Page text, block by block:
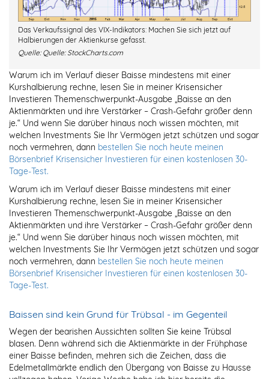
Das Verkaufssignal des VIX-Indikators: Machen Sie sich jetzt auf
Halbierungen der Aktienkurse gefasst.
Quelle: Quelle: StockCharts.com
Warum ich im Verlauf dieser Baisse mindestens mit einer
Kurshalbierung rechne, lesen Sie in meiner Krisensicher
Investieren Themenschwerpunkt-Ausgabe „Baisse an den
Aktienmärkten und ihre Verstärker – Crash-Gefahr größer denn
je.“ Und wenn Sie darüber hinaus noch wissen möchten, mit
welchen Investments Sie Ihr Vermögen jetzt schützen und sogar
noch vermehren, dann bestellen Sie noch heute meinen
Börsenbrief Krisensicher Investieren für einen kostenlosen 30-
Tage-Test.
Warum ich im Verlauf dieser Baisse mindestens mit einer
Kurshalbierung rechne, lesen Sie in meiner Krisensicher
Investieren Themenschwerpunkt-Ausgabe „Baisse an den
Aktienmärkten und ihre Verstärker – Crash-Gefahr größer denn
je.“ Und wenn Sie darüber hinaus noch wissen möchten, mit
welchen Investments Sie Ihr Vermögen jetzt schützen und sogar
noch vermehren, dann bestellen Sie noch heute meinen
Börsenbrief Krisensicher Investieren für einen kostenlosen 30-
Tage-Test.
Baissen sind kein Grund für Trübsal - im Gegenteil
Wegen der bearishen Aussichten sollten Sie keine Trübsal
blasen. Denn während sich die Aktienmärkte in der Frühphase
einer Baisse befinden, mehren sich die Zeichen, dass die
Edelmetallmärkte endlich den Übergang von Baisse zu Hausse